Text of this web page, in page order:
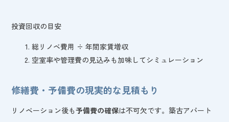
投資回収の目安
総リノベ費用 ÷ 年間家賃増収
空室率や管理費の見込みも加味してシミュレーション
修繕費・予備費の現実的な見積もり
リノベーション後も予備費の確保は不可欠です。築古アパート